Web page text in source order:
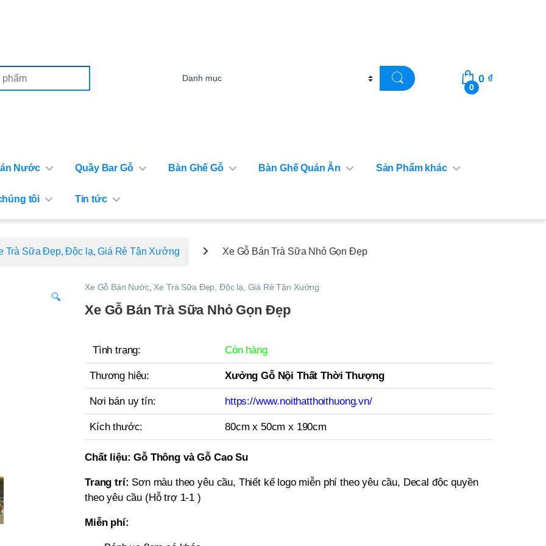
0
0 ₫
Nước Quầy Bar Gỗ Bàn Ghế Gỗ Bàn Ghế Quán Ăn Sản Phẩm khác
tôi Tin tức
Trà Sữa Đẹp, Độc lạ, Giá Rẻ Tận Xưởng Xe Gỗ Bán Trà Sữa Nhỏ Gọn Đẹp
🔍
Xe Gỗ Bán Nước,Xe Trà Sữa Đẹp, Độc lạ, Giá Rẻ Tận Xưởng
Xe Gỗ Bán Trà Sữa Nhỏ Gọn Đẹp
Tình trạng: Còn hàng
Thương hiệu: Xưởng Gỗ Nội Thất Thời Thượng
Nơi bán uy tín: https://www.noithatthoithuong.vn/
Kích thước: 80cm x 50cm x 190cm
Chất liệu: Gỗ Thông và Gỗ Cao Su
Trang trí: Sơn màu theo yêu cầu, Thiết kế logo miễn phí theo yêu cầu, Decal độc quyền
theo yêu cầu (Hỗ trợ 1-1 )
Miễn phí: